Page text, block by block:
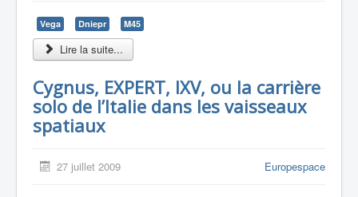
Vega Dniepr M45
Lire la suite...
Cygnus, EXPERT, IXV, ou la carrière
solo de l’Italie dans les vaisseaux
spatiaux
27 juillet 2009 Europespace